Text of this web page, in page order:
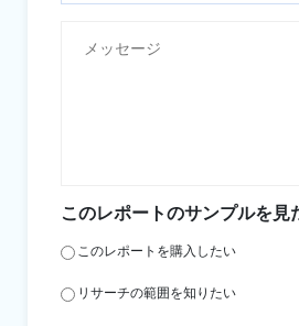
このレポートのサンプルを見
このレポートを購入したい
リサーチの範囲を知りたい